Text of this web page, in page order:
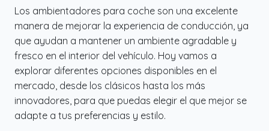
Los ambientadores para coche son una excelente
manera de mejorar la experiencia de conducción, ya
que ayudan a mantener un ambiente agradable y
fresco en el interior del vehículo. Hoy vamos a
explorar diferentes opciones disponibles en el
mercado, desde los clásicos hasta los más
innovadores, para que puedas elegir el que mejor se
adapte a tus preferencias y estilo.